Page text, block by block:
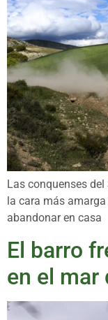
Las conquenses
la cara más
abandonar en casa
El barro
en el mar